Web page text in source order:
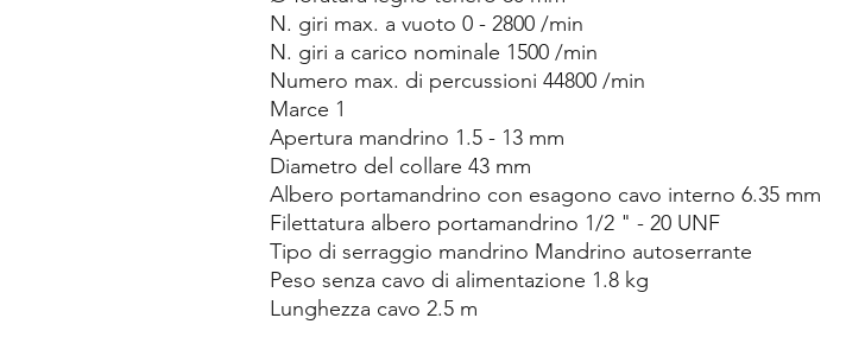
N. giri max. a vuoto 0 - 2800 /min
N. giri a carico nominale 1500 /min
Numero max. di percussioni 44800 /min
Marce 1
Apertura mandrino 1.5 - 13 mm
Diametro del collare 43 mm
Albero portamandrino con esagono cavo interno 6.35 mm
Filettatura albero portamandrino 1/2 " - 20 UNF
Tipo di serraggio mandrino Mandrino autoserrante
Peso senza cavo di alimentazione 1.8 kg
Lunghezza cavo 2.5 m